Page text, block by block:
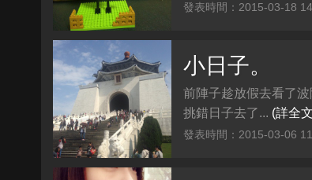
發表時間：2015-03-18
小日子。
前陣子趁放假去看了
挑錯日子去了... (詳全
發表時間：2015-03-06